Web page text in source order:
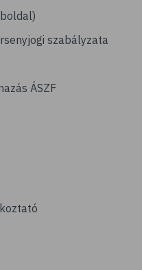
szabályzata
ÁSZF